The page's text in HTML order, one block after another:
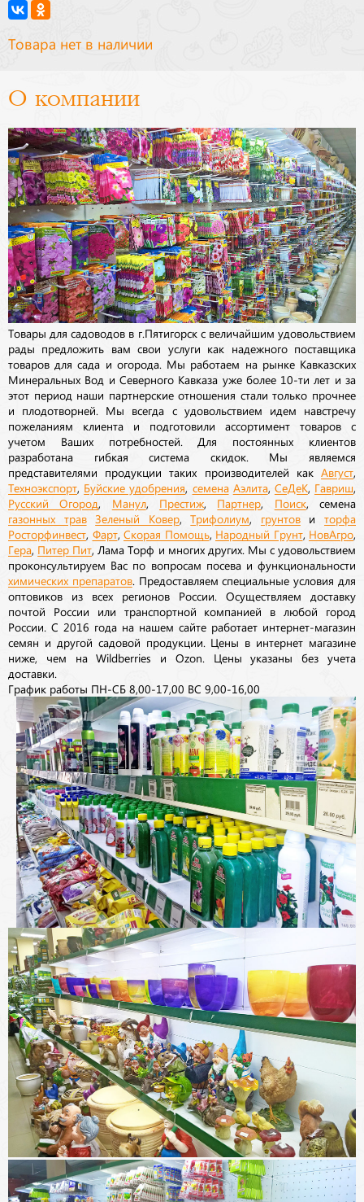
Товара нет в наличии
О компании
Товары для садоводов в г.Пятигорск с величайшим удовольствием
рады предложить вам свои услуги как надежного поставщика
товаров для сада и огорода. Мы работаем на рынке Кавказских
Минеральных Вод и Северного Кавказа уже более 10-ти лет и за
этот период наши партнерские отношения стали только прочнее
и плодотворней. Мы всегда с удовольствием идем навстречу
пожеланиям клиента и подготовили ассортимент товаров с
учетом Ваших потребностей. Для постоянных клиентов
разработана гибкая система скидок. Мы являемся
представителями продукции таких производителей как Август
Техноэкспорт Буйские удобрения семена Аэлита, СеДеК Гавриш
Русский Огород Манул, Престиж Партнер Поиск, семена
газонных трав Зеленый Ковер,Трифолиум грунтовиторфа
Росторфинвест Фарт, Скорая Помощь Народный Грунт, НовАгро
Гера Питер Пит , Лама Торф и многих других. Мы с удовольствием
проконсультируем Вас по вопросам посева и функциональности
химических препаратов. Предоставляем специальные условия для
оптовиков из всех регионов России. Осуществляем доставку
почтой России или транспортной компанией в любой город
России. С 2016 года на нашем сайте работает интернет-магазин
семян и другой садовой продукции. Цены в интернет магазине
ниже, чем на Wildberries и Ozon. Цены указаны без учета
доставки.
График работы ПН-СБ 8,00-17,00 ВС 9,00-16,00